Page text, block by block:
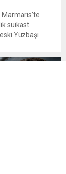
Marmaris’te
suikast
Yüzbaşı